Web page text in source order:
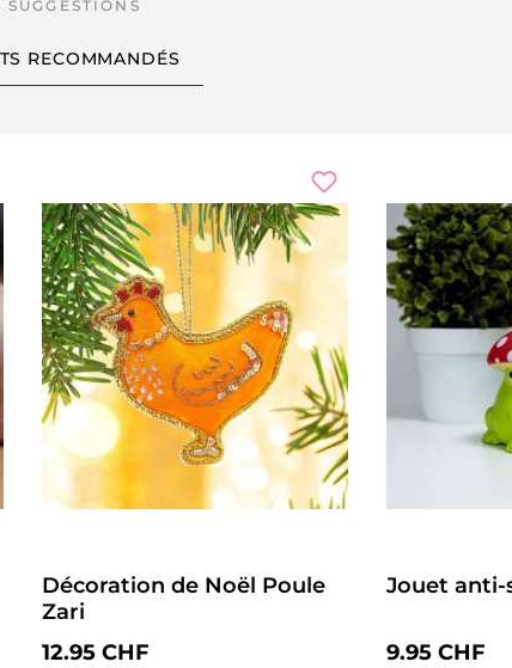
RECOMMANDÉS
Décoration de Noël Poule
Zari
Prix régulier :
12.95 CHF
Jouet anti-
Prix régulier
9.95 CHF